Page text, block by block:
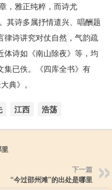
，雅正纯粹，而诗尤
其诗多属抒情遣兴、唱酬题
律诗讲究对仗自然，气韵疏
体诗如《南山除夜》等，均
集已佚。《四库全书》有
典》。
江西 浩荡
下一篇
“今过邵州滩”的出处是哪里